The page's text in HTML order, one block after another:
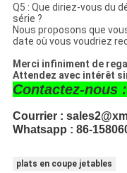
Q5 : Que diriez-vous du
série ?
Nous proposons que
date où vous voudriez
Merci infiniment de
Attendez avec intérêt
Contactez-nous :
Courrier :
Whatsapp : 86-
plats en coupe jetables